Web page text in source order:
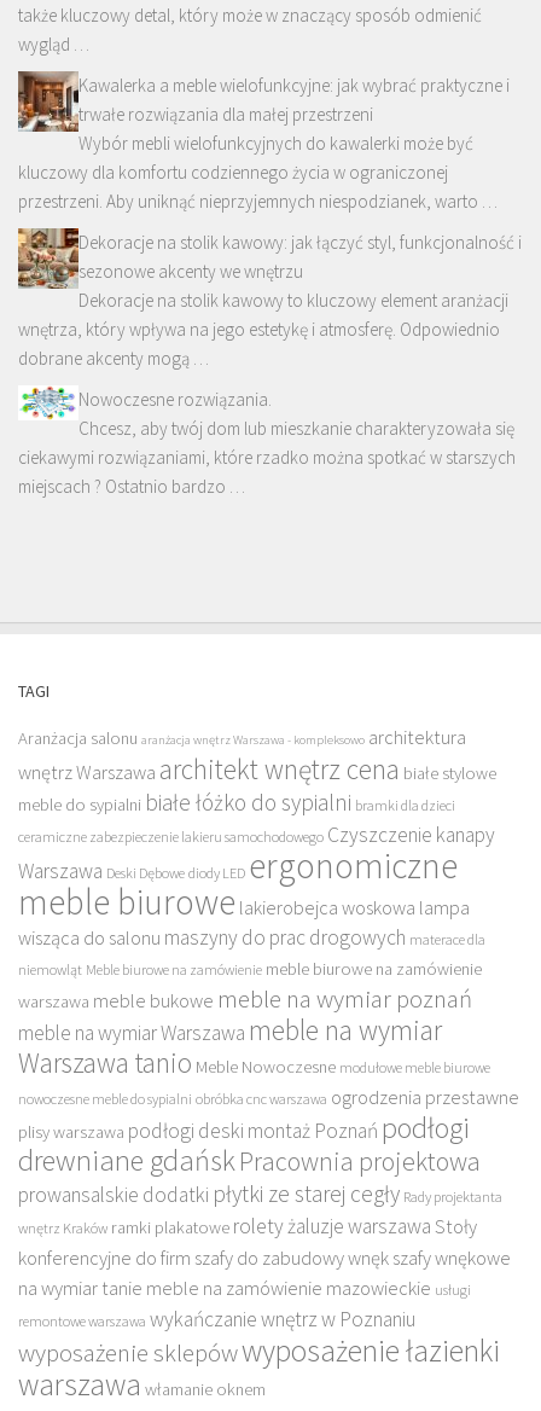
także kluczowy detal, który może w znaczący sposób odmienić
wygląd …
Kawalerka a meble wielofunkcyjne: jak wybrać praktyczne i
trwałe rozwiązania dla małej przestrzeni
Wybór mebli wielofunkcyjnych do kawalerki może być
kluczowy dla komfortu codziennego życia w ograniczonej
przestrzeni. Aby uniknąć nieprzyjemnych niespodzianek, warto …
Dekoracje na stolik kawowy: jak łączyć styl, funkcjonalność i
sezonowe akcenty we wnętrzu
Dekoracje na stolik kawowy to kluczowy element aranżacji
wnętrza, który wpływa na jego estetykę i atmosferę. Odpowiednio
dobrane akcenty mogą …
Nowoczesne rozwiązania.
Chcesz, aby twój dom lub mieszkanie charakteryzowała się
ciekawymi rozwiązaniami, które rzadko można spotkać w starszych
miejscach ? Ostatnio bardzo …
TAGI
Aranżacja salonu aranżacja wnętrz Warszawa - kompleksowo architektura
wnętrz Warszawa architekt wnętrz cena białe stylowe
meble do sypialni białe łóżko do sypialni bramki dla dzieci
ceramiczne zabezpieczenie lakieru samochodowego Czyszczenie kanapy
Warszawa Deski Dębowe diody LED ergonomiczne
meble biurowe lakierobejca woskowa lampa
wisząca do salonu maszyny do prac drogowych materace dla
niemowląt Meble biurowe na zamówienie meble biurowe na zamówienie
warszawa meble bukowe meble na wymiar poznań
meble na wymiar Warszawa meble na wymiar
Warszawa tanio Meble Nowoczesne modułowe meble biurowe
nowoczesne meble do sypialni obróbka cnc warszawa ogrodzenia przestawne
plisy warszawa podłogi deski montaż Poznań podłogi
drewniane gdańskPracownia projektowa
prowansalskie dodatki płytki ze starej cegły Rady projektanta
wnętrz Kraków ramki plakatowe rolety żaluzje warszawa Stoły
konferencyjne do firm szafy do zabudowy wnęk szafy wnękowe
na wymiar tanie meble na zamówienie mazowieckie usługi
remontowe warszawa wykańczanie wnętrz w Poznaniu
wyposażenie sklepówwyposażenie łazienki
warszawa włamanie oknem